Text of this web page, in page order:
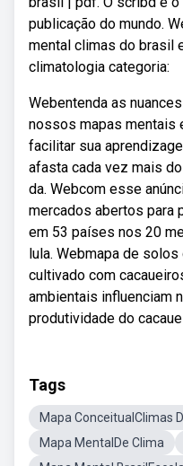
publicação do mundo.
mental climas do brasil
climatologia categoria:
Webentenda as
nossos mapas mentais
facilitar sua
afasta cada vez mais
da. Webcom esse
mercados abertos para
em 53 países nos 20
lula. Webmapa de
cultivado com
ambientais influenciam
produtividade do
Tags
Mapa ConceitualClimas
Mapa MentalDe Clima